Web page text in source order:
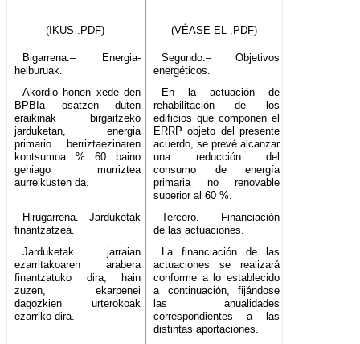
(IKUS .PDF) (VÉASE EL .PDF)
Bigarrena.– Energia-
helburuak.
Segundo.– Objetivos
energéticos.
Akordio honen xede den
BPBIa osatzen duten
eraikinak birgaitzeko
jarduketan, energia
primario berriztaezinaren
kontsumoa % 60 baino
gehiago murriztea
aurreikusten da.
En la actuación de
rehabilitación de los
edificios que componen el
ERRP objeto del presente
acuerdo, se prevé alcanzar
una reducción del
consumo de energía
primaria no renovable
superior al 60 %.
Hirugarrena.– Jarduketak
finantzatzea.
Tercero.– Financiación
de las actuaciones.
Jarduketak jarraian
ezarritakoaren arabera
finantzatuko dira; hain
zuzen, ekarpenei
dagozkien urterokoak
ezarriko dira.
La financiación de las
actuaciones se realizará
conforme a lo establecido
a continuación, fijándose
las anualidades
correspondientes a las
distintas aportaciones.